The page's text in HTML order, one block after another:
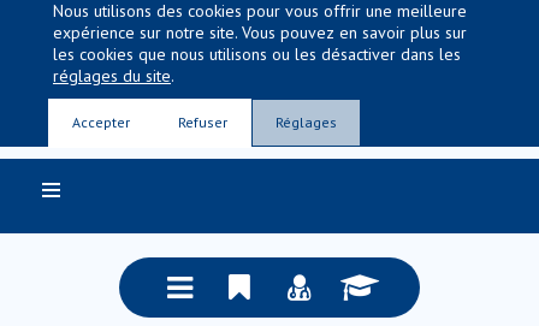
Nous utilisons des cookies pour vous offrir une meilleure
expérience sur notre site. Vous pouvez en savoir plus sur
les cookies que nous utilisons ou les désactiver dans les
réglages du site.
Accepter Refuser Réglages